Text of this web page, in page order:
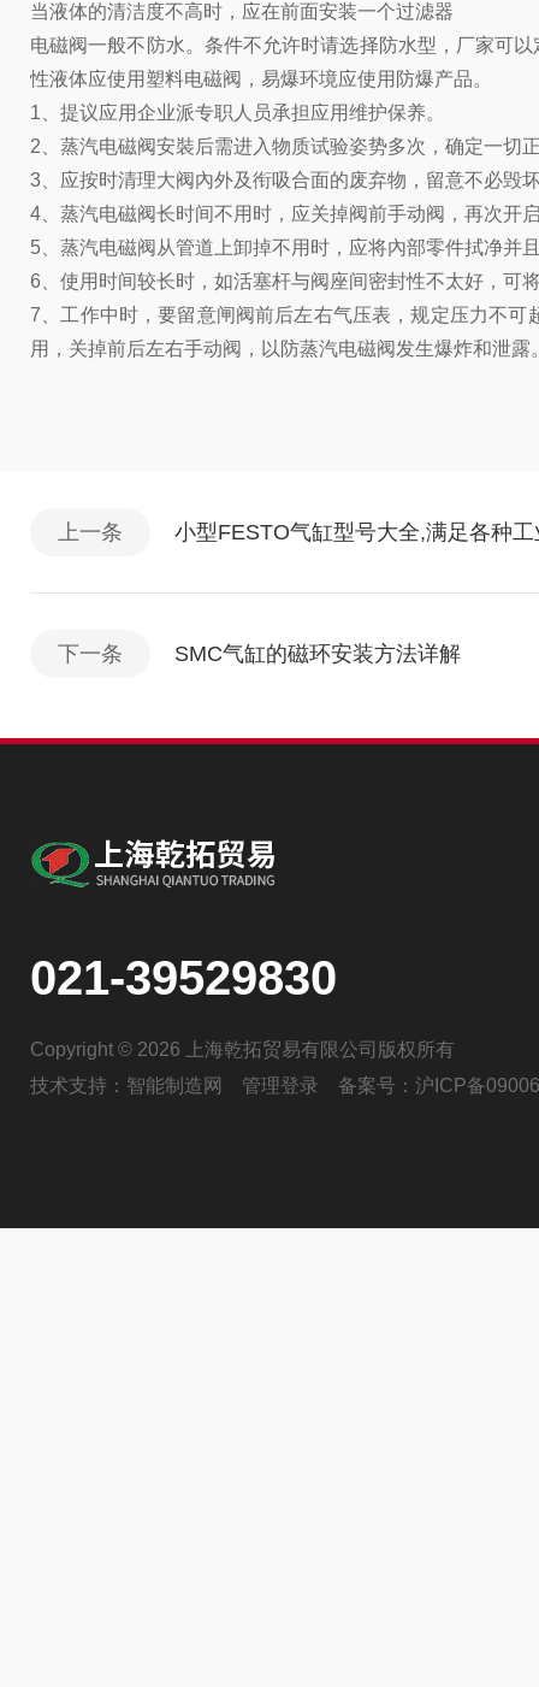
当液体的清洁度不高时，应在前面安装一个过滤器
电磁阀一般不防水。条件不允许时请选择防水型，厂家可
性液体应使用塑料电磁阀，易爆环境应使用防爆产品。
1、提议应用企业派专职人员承担应用维护保养。
2、蒸汽电磁阀安裝后需进入物质试验姿势多次，确定一切
3、应按时清理大阀內外及衔吸合面的废弃物，留意不必毁
4、蒸汽电磁阀长时间不用时，应关掉阀前手动阀，再次开
5、蒸汽电磁阀从管道上卸掉不用时，应将內部零件拭净并
6、使用时间较长时，如活塞杆与阀座间密封性不太好，可
7、工作中时，要留意闸阀前后左右气压表，规定压力不
用，关掉前后左右手动阀，以防蒸汽电磁阀发生爆炸和泄露
上一条 小型FESTO气缸型号大全,满足各种
下一条 SMC气缸的磁环安装方法详解
021-39529830
Copyright © 2026 上海乾拓贸易有限公司版权所有
技术支持： 智能制造网 管理登录 备案号： 沪ICP备